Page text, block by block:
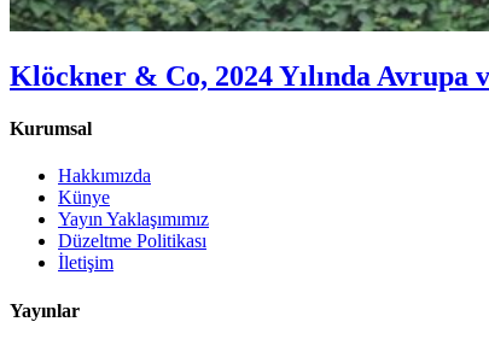
Klöckner & Co, 2024 Yılında
Kurumsal
Hakkımızda
Künye
Yayın Yaklaşımımız
Düzeltme Politikası
İletişim
Yayınlar